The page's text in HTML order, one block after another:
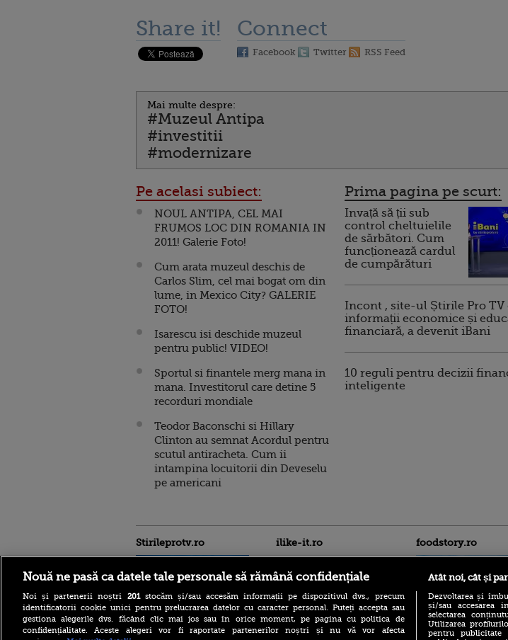
Share it! Connect
Facebook Twitter RSS Feed
Mai multe despre:
#Muzeul Antipa
#investitii
#modernizare
Pe acelasi subiect:
NOUL ANTIPA, CEL MAI
FRUMOS LOC DIN ROMANIA IN
2011! Galerie Foto!
Cum arata muzeul deschis de
Carlos Slim, cel mai bogat om din
lume, in Mexico City? GALERIE
FOTO!
Isarescu isi deschide muzeul
pentru public! VIDEO!
Sportul si finantele merg mana in
mana. Investitorul care detine 5
recorduri mondiale
Teodor Baconschi si Hillary
Clinton au semnat Acordul pentru
scutul antiracheta. Cum ii
intampina locuitorii din Deveselu
pe americani
Prima pagina pe scurt:
Invață să ții sub
control cheltuielile
de sărbători. Cum
funcționează cardul
de cumpărături
Incont , site-ul Știrile Pro TV
informații economice și
financiară, a devenit iBani
10 reguli pentru decizii
inteligente
Stirileprotv.ro ilike-it.ro foodstory.ro
Nouă ne pasă ca datele tale personale să rămână confidențiale
Noi și partenerii noștri 201stocăm și/sau accesăm informații pe dispozitivul dvs., precum
identificatorii cookie unici pentru prelucrarea datelor cu caracter personal. Puteți accepta sau
gestiona alegerile dvs. făcând clic mai jos sau în orice moment, pe pagina cu politica de
confidențialitate. Aceste alegeri vor fi raportate partenerilor noștri și nu vă vor afecta
Atât noi, cât și
Dezvoltarea și
și/sau accesarea
selectarea
Utilizarea
pentru publicitate